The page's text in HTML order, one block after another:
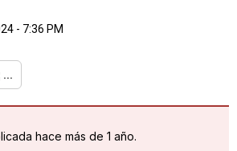
- 7:36 PM
...
hace más de 1 año.